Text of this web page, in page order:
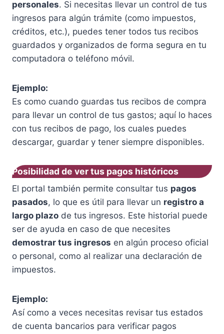
personales. Si necesitas llevar un control de tus
ingresos para algún trámite (como impuestos,
créditos, etc.), puedes tener todos tus recibos
guardados y organizados de forma segura en tu
computadora o teléfono móvil.
Ejemplo:
Es como cuando guardas tus recibos de compra
para llevar un control de tus gastos; aquí lo haces
con tus recibos de pago, los cuales puedes
descargar, guardar y tener siempre disponibles.
Posibilidad de ver tus pagos históricos
El portal también permite consultar tus pagos
pasados, lo que es útil para llevar un registro a
largo plazo de tus ingresos. Este historial puede
ser de ayuda en caso de que necesites
demostrar tus ingresos en algún proceso oficial
o personal, como al realizar una declaración de
impuestos.
Ejemplo:
Así como a veces necesitas revisar tus estados
de cuenta bancarios para verificar pagos